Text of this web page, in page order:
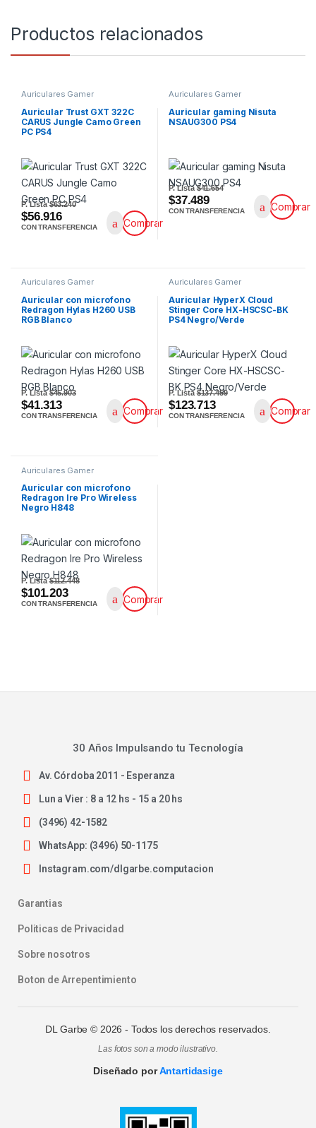
Productos relacionados
Auriculares Gamer
Auricular Trust GXT 322C
CARUS Jungle Camo Green
PC PS4
P. Lista$63.240
$56.916
CON TRANSFERENCIA Comprar
Auriculares Gamer
Auricular gaming Nisuta
NSAUG300 PS4
P. Lista$41.654
$37.489
CON TRANSFERENCIA Comprar
Auriculares Gamer
Auricular con microfono
Redragon Hylas H260 USB
RGB Blanco
P. Lista$45.903
$41.313
CON TRANSFERENCIA Comprar
Auriculares Gamer
Auricular HyperX Cloud
Stinger Core HX-HSCSC-BK
PS4 Negro/Verde
P. Lista$137.459
$123.713
CON TRANSFERENCIA Comprar
Auriculares Gamer
Auricular con microfono
Redragon Ire Pro Wireless
Negro H848
P. Lista$112.448
$101.203
CON TRANSFERENCIA Comprar
30 Años Impulsando tu Tecnología
Av. Córdoba 2011 - Esperanza
Lun a Vier : 8 a 12 hs - 15 a 20 hs
(3496) 42-1582
WhatsApp: (3496) 50-1175
Instagram.com/dlgarbe.computacion
Garantias
Politicas de Privacidad
Sobre nosotros
Boton de Arrepentimiento
DL Garbe © 2026 - Todos los derechos reservados.
Las fotos son a modo ilustrativo.
Diseñado porAntartidasige